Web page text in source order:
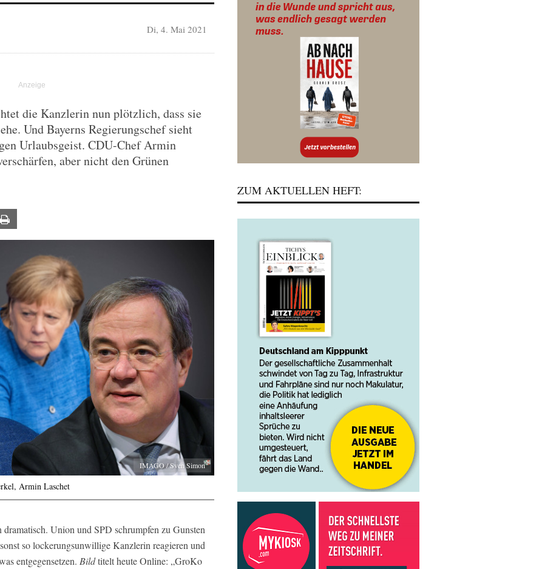
Di, 4. Mai 2021
die Kanzlerin nun plötzlich, dass sie
Und Bayerns Regierungschef sieht
Urlaubsgeist. CDU-Chef Armin
aber nicht den Grünen
IMAGO / Sven Simon
Armin Laschet
Union und SPD schrumpfen zu Gunsten
so lockerungsunwillige Kanzlerin reagieren und
entgegensetzen. Bildtitelt heute Online: „GroKo
ZUM AKTUELLEN HEFT: